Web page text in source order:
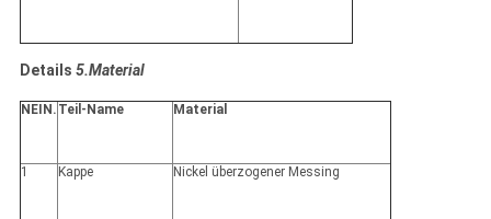
Details 5.Material
NEIN. Teil-Name Material
1 Kappe Nickel überzogener Messing